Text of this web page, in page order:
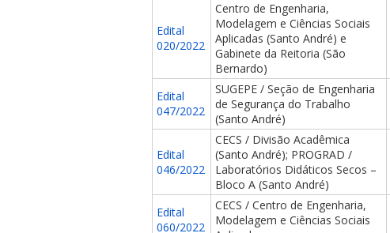
Edital
020/2022
Centro de Engenharia,
Modelagem e Ciências Sociais
Aplicadas (Santo André) e
Gabinete da Reitoria (São
Bernardo)
Edital
047/2022
SUGEPE / Seção de Engenharia
de Segurança do Trabalho
(Santo André)
Edital
046/2022
CECS / Divisão Acadêmica
(Santo André); PROGRAD /
Laboratórios Didáticos Secos –
Bloco A (Santo André)
Edital
060/2022
CECS / Centro de Engenharia,
Modelagem e Ciências Sociais